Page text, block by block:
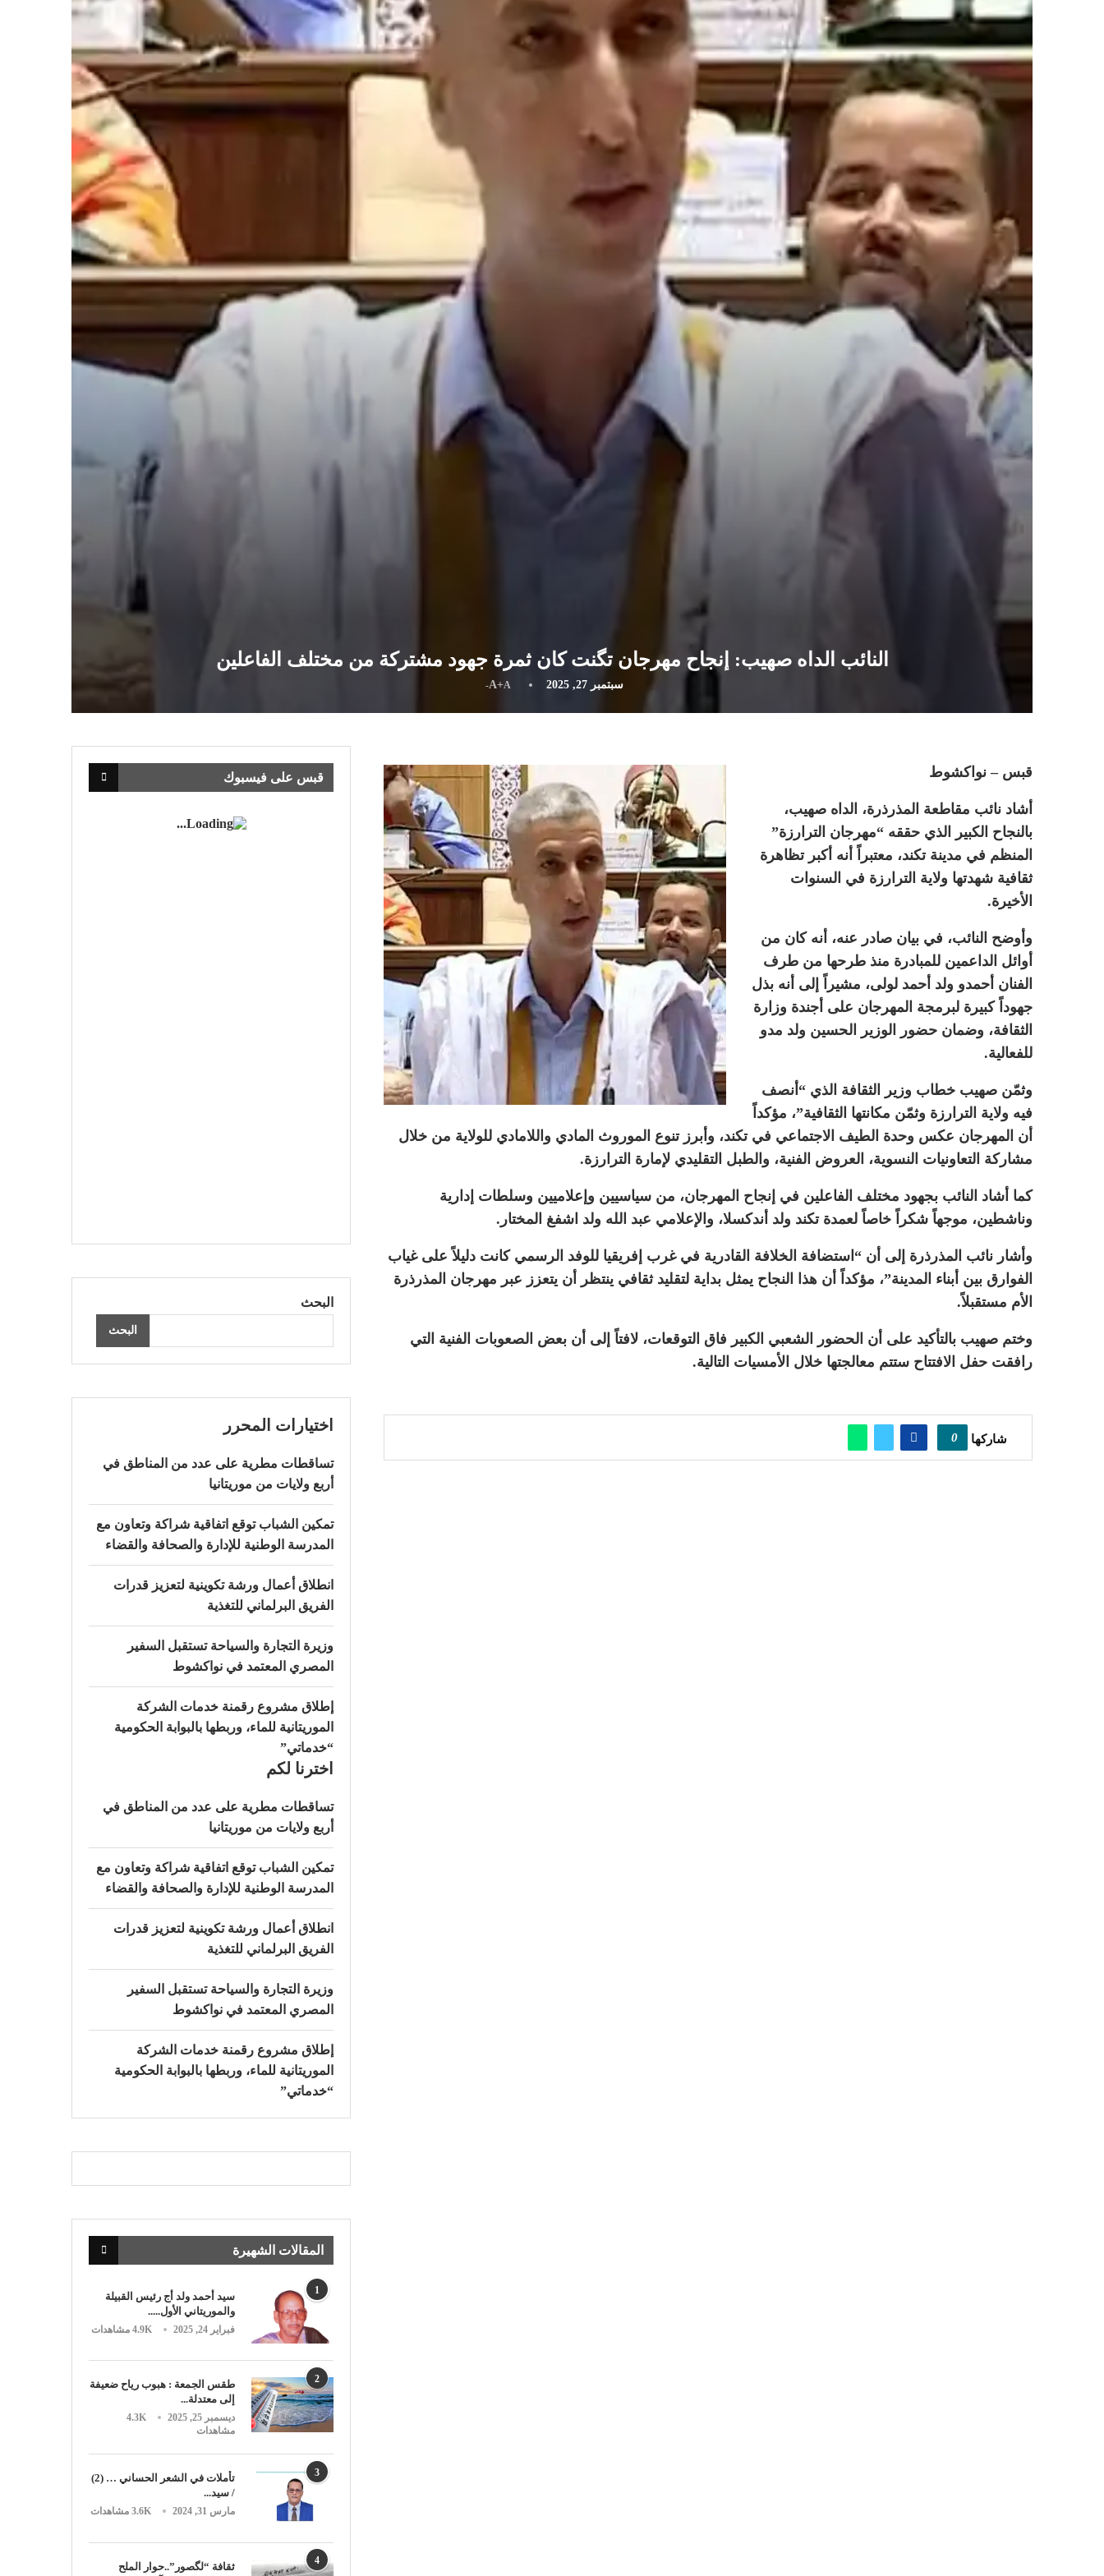
النائب الداه صهيب: إنجاح مهرجان تگنت كان ثمرة جهود مشتركة من مختلف الفاعلين
سبتمبر 27, 2025 A+A-
قبس – نواكشوط
أشاد نائب مقاطعة المذرذرة، الداه صهيب،
بالنجاح الكبير الذي حققه “مهرجان الترارزة”
المنظم في مدينة تكند، معتبراً أنه أكبر تظاهرة
ثقافية شهدتها ولاية الترارزة في السنوات
الأخيرة.
وأوضح النائب، في بيان صادر عنه، أنه كان من
أوائل الداعمين للمبادرة منذ طرحها من طرف
الفنان أحمدو ولد أحمد لولى، مشيراً إلى أنه بذل
جهوداً كبيرة لبرمجة المهرجان على أجندة وزارة
الثقافة، وضمان حضور الوزير الحسين ولد مدو
للفعالية.
وثمّن صهيب خطاب وزير الثقافة الذي “أنصف
فيه ولاية الترارزة وثمّن مكانتها الثقافية”، مؤكداً
أن المهرجان عكس وحدة الطيف الاجتماعي في تكند، وأبرز تنوع الموروث المادي واللامادي للولاية من خلال
مشاركة التعاونيات النسوية، العروض الفنية، والطبل التقليدي لإمارة الترارزة.
كما أشاد النائب بجهود مختلف الفاعلين في إنجاح المهرجان، من سياسيين وإعلاميين وسلطات إدارية
وناشطين، موجهاً شكراً خاصاً لعمدة تكند ولد أندكسلا، والإعلامي عبد الله ولد اشفغ المختار.
وأشار نائب المذرذرة إلى أن “استضافة الخلافة القادرية في غرب إفريقيا للوفد الرسمي كانت دليلاً على غياب
الفوارق بين أبناء المدينة”، مؤكداً أن هذا النجاح يمثل بداية لتقليد ثقافي ينتظر أن يتعزز عبر مهرجان المذرذرة
الأم مستقبلاً.
وختم صهيب بالتأكيد على أن الحضور الشعبي الكبير فاق التوقعات، لافتاً إلى أن بعض الصعوبات الفنية التي
رافقت حفل الافتتاح ستتم معالجتها خلال الأمسيات التالية.
شاركها 0
قبس على فيسبوك
البحث
البحث
اختيارات المحرر
تساقطات مطرية على عدد من المناطق في
أربع ولايات من موريتانيا
تمكين الشباب توقع اتفاقية شراكة وتعاون مع
المدرسة الوطنية للإدارة والصحافة والقضاء
انطلاق أعمال ورشة تكوينية لتعزيز قدرات
الفريق البرلماني للتغذية
وزيرة التجارة والسياحة تستقبل السفير
المصري المعتمد في نواكشوط
إطلاق مشروع رقمنة خدمات الشركة
الموريتانية للماء، وربطها بالبوابة الحكومية
“خدماتي”
اخترنا لكم
تساقطات مطرية على عدد من المناطق في
أربع ولايات من موريتانيا
تمكين الشباب توقع اتفاقية شراكة وتعاون مع
المدرسة الوطنية للإدارة والصحافة والقضاء
انطلاق أعمال ورشة تكوينية لتعزيز قدرات
الفريق البرلماني للتغذية
وزيرة التجارة والسياحة تستقبل السفير
المصري المعتمد في نواكشوط
إطلاق مشروع رقمنة خدمات الشركة
الموريتانية للماء، وربطها بالبوابة الحكومية
“خدماتي”
المقالات الشهيرة
1
سيد أحمد ولد أج رئيس القبيلة
والموريتاني الأول.....
فبراير 24, 2025 4.9K مشاهدات
2
طقس الجمعة : هبوب رياح ضعيفة
إلى معتدلة...
ديسمبر 25, 2025
4.3K
مشاهدات
3
تأملات في الشعر الحساني … (2)
/ سيد...
مارس 31, 2024 3.6K مشاهدات
4
ثقافة “لگصور”..حوار الملح